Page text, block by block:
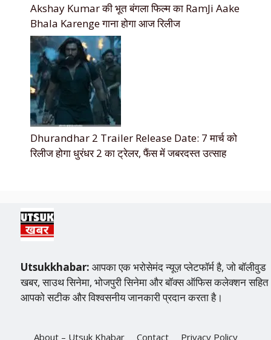
Akshay Kumar की भूत बंगला फिल्म का RamJi Aake
Bhala Karenge गाना होगा आज रिलीज
Dhurandhar 2 Trailer Release Date: 7 मार्च को
रिलीज होगा धुरंधर 2 का ट्रेलर, फैंस में जबरदस्त उत्साह
Utsukkhabar: आपका एक भरोसेमंद न्यूज़ प्लेटफॉर्म है, जो बॉलीवुड
खबर, साउथ सिनेमा, भोजपुरी सिनेमा और बॉक्स ऑफिस कलेक्शन सहित
आपको सटीक और विश्वसनीय जानकारी प्रदान करता है।
About – Utsuk Khabar Contact Privacy Policy